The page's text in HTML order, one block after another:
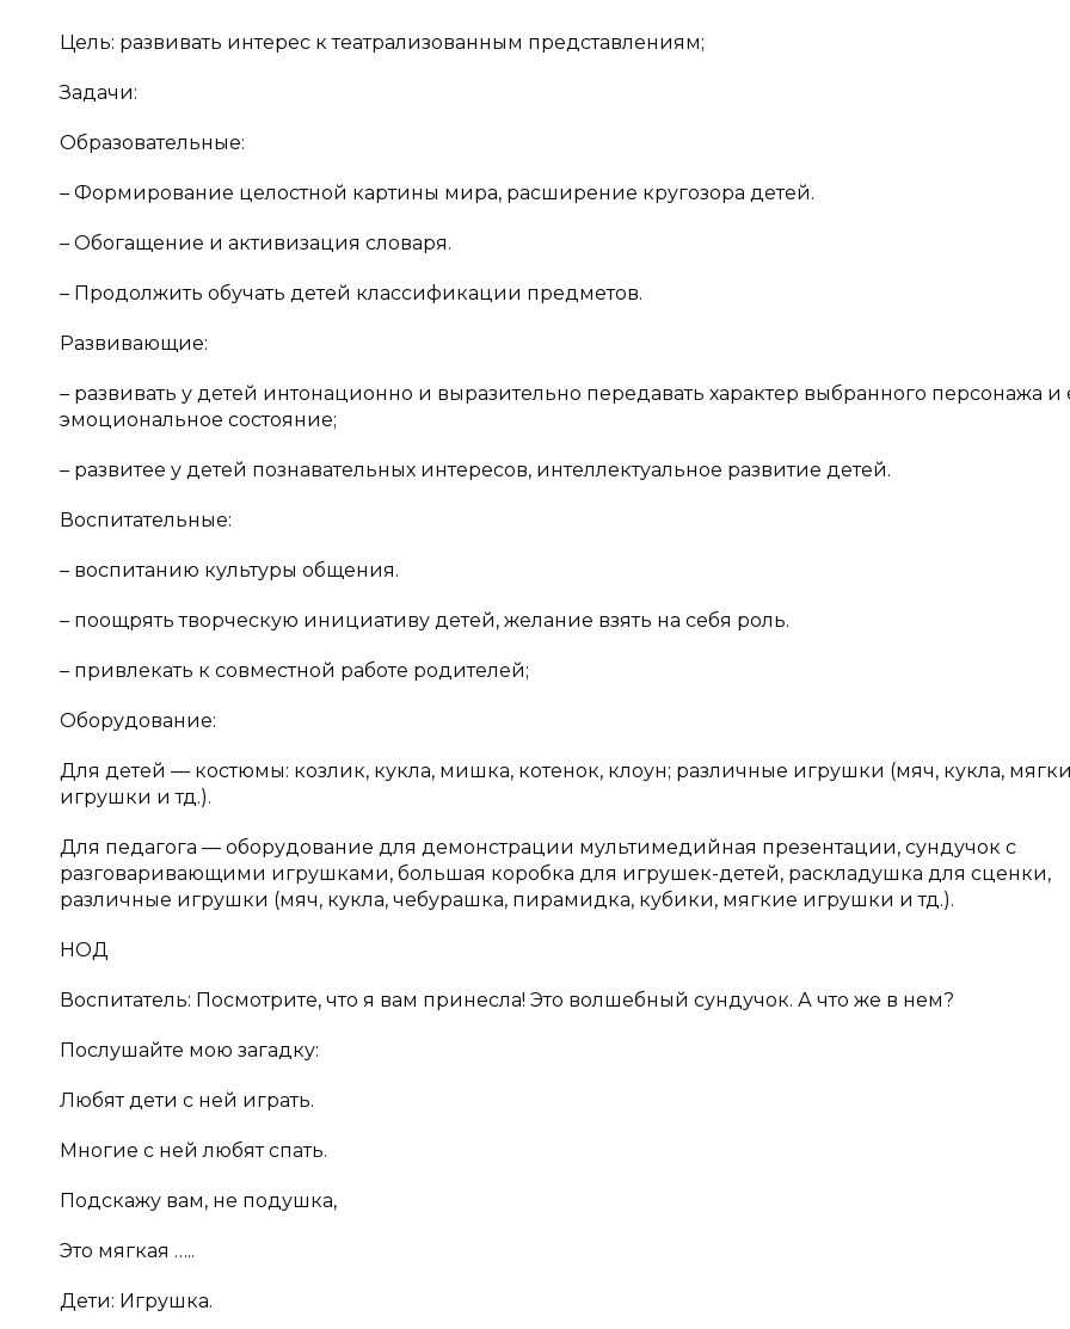
Цель: развивать интерес к театрализованным представлениям;
Задачи:
Образовательные:
– Формирование целостной картины мира, расширение кругозора детей.
– Обогащение и активизация словаря.
– Продолжить обучать детей классификации предметов.
Развивающие:
– развивать у детей интонационно и выразительно передавать характер выбранного персонажа и
эмоциональное состояние;
– развитее у детей познавательных интересов, интеллектуальное развитие детей.
Воспитательные:
– воспитанию культуры общения.
– поощрять творческую инициативу детей, желание взять на себя роль.
– привлекать к совместной работе родителей;
Оборудование:
Для детей — костюмы: козлик, кукла, мишка, котенок, клоун; различные игрушки (мяч, кукла,
игрушки и тд.).
Для педагога — оборудование для демонстрации мультимедийная презентации, сундучок с
разговаривающими игрушками, большая коробка для игрушек-детей, раскладушка для сценки,
различные игрушки (мяч, кукла, чебурашка, пирамидка, кубики, мягкие игрушки и тд.).
НОД
Воспитатель: Посмотрите, что я вам принесла! Это волшебный сундучок. А что же в нем?
Послушайте мою загадку:
Любят дети с ней играть.
Многие с ней любят спать.
Подскажу вам, не подушка,
Это мягкая …..
Дети: Игрушка.